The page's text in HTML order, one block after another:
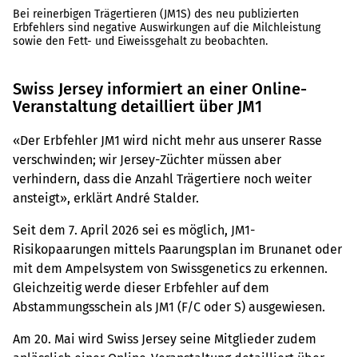
Bei reinerbigen Trägertieren (JM1S) des neu publizierten
Erbfehlers sind negative Auswirkungen auf die Milchleistung
sowie den Fett- und Eiweissgehalt zu beobachten.
Swiss Jersey informiert an einer Online-
Veranstaltung detailliert über JM1
«Der Erbfehler JM1 wird nicht mehr aus unserer Rasse
verschwinden; wir Jersey-Züchter müssen aber
verhindern, dass die Anzahl Trägertiere noch weiter
ansteigt», erklärt André Stalder.
Seit dem 7. April 2026 sei es möglich, JM1-
Risikopaarungen mittels Paarungsplan im Brunanet oder
mit dem Ampelsystem von Swissgenetics zu erkennen.
Gleichzeitig werde dieser Erbfehler auf dem
Abstammungsschein als JM1 (F/C oder S) ausgewiesen.
Am 20. Mai wird Swiss Jersey seine Mitglieder zudem